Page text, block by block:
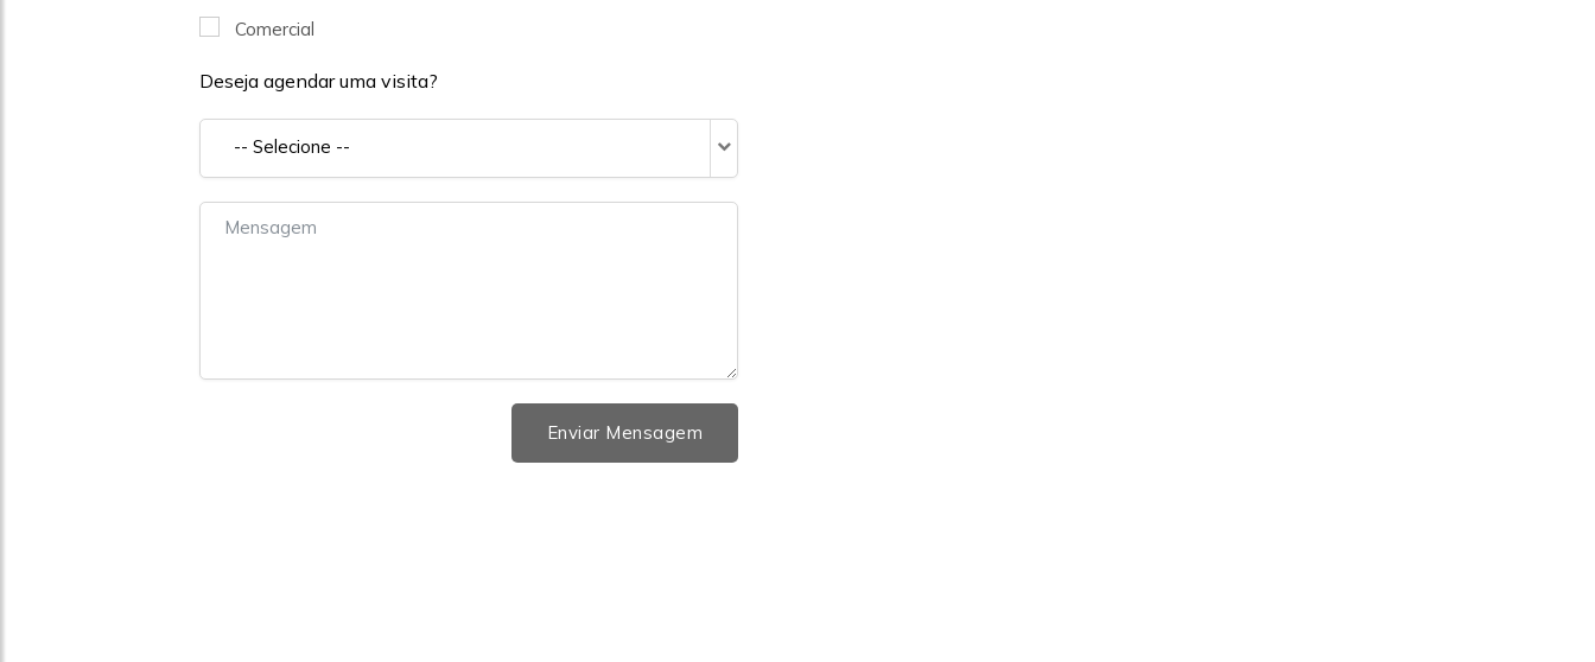
Comercial
Deseja agendar uma visita?
-- Selecione --
Enviar Mensagem